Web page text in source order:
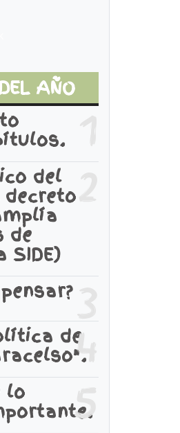
AÑO
1
2
del
decreto
de
SIDE)
3
4
de
5
lo